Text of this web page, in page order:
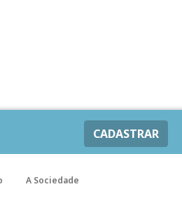
CADASTRAR
A Sociedade